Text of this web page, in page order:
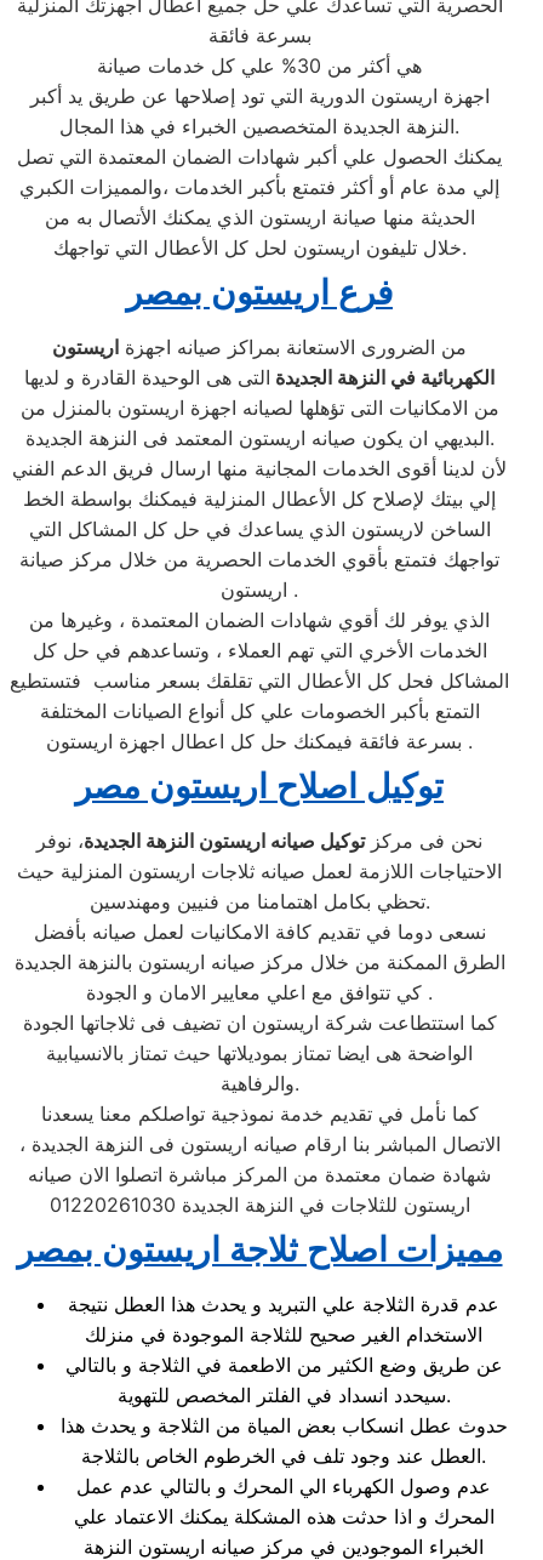
الحصرية التي تساعدك علي حل جميع اعطال أجهزتك المنزلية
بسرعة فائقة
هي أكثر من 30% علي كل خدمات صيانة
اجهزة اريستون الدورية التي تود إصلاحها عن طريق يد أكبر
النزهة الجديدة المتخصصين الخبراء في هذا المجال.
يمكنك الحصول علي أكبر شهادات الضمان المعتمدة التي تصل
إلي مدة عام أو أكثر فتمتع بأكبر الخدمات ،والمميزات الكبري
الحديثة منها صيانة اريستون الذي يمكنك الأتصال به من
خلال تليفون اريستون لحل كل الأعطال التي تواجهك.
فرع اريستون بمصر
من الضرورى الاستعانة بمراكز صيانه اجهزة اريستون
الكهربائية في النزهة الجديدة التى هى الوحيدة القادرة و لديها
من الامكانيات التى تؤهلها لصيانه اجهزة اريستون بالمنزل من
البديهي ان يكون صيانه اريستون المعتمد فى النزهة الجديدة.
لأن لدينا أقوى الخدمات المجانية منها ارسال فريق الدعم الفني
إلي بيتك لإصلاح كل الأعطال المنزلية فيمكنك بواسطة الخط
الساخن لاريستون الذي يساعدك في حل كل المشاكل التي
تواجهك فتمتع بأقوي الخدمات الحصرية من خلال مركز صيانة
اريستون .
الذي يوفر لك أقوي شهادات الضمان المعتمدة ، وغيرها من
الخدمات الأخري التي تهم العملاء ، وتساعدهم في حل كل
المشاكل فحل كل الأعطال التي تقلقك بسعر مناسب فتستطيع
التمتع بأكبر الخصومات علي كل أنواع الصيانات المختلفة
بسرعة فائقة فيمكنك حل كل اعطال اجهزة اريستون .
توكيل اصلاح اريستون مصر
نحن فى مركزتوكيل صيانه اريستون النزهة الجديدة، نوفر
الاحتياجات اللازمة لعمل صيانه ثلاجات اريستون المنزلية حيث
تحظي بكامل اهتمامنا من فنيين ومهندسين.
نسعى دوما في تقديم كافة الامكانيات لعمل صيانه بأفضل
الطرق الممكنة من خلال مركز صيانه اريستون بالنزهة الجديدة
كي تتوافق مع اعلي معايير الامان و الجودة .
كما استتطاعت شركة اريستون ان تضيف فى ثلاجاتها الجودة
الواضحة هى ايضا تمتاز بموديلاتها حيث تمتاز بالانسيابية
والرفاهية.
كما نأمل في تقديم خدمة نموذجية تواصلكم معنا يسعدنا
الاتصال المباشر بنا ارقام صيانه اريستون فى النزهة الجديدة ،
شهادة ضمان معتمدة من المركز مباشرة اتصلوا الان صيانه
اريستون للثلاجات في النزهة الجديدة 01220261030
مميزات اصلاح ثلاجة اريستون بمصر
عدم قدرة الثلاجة علي التبريد و يحدث هذا العطل نتيجة
الاستخدام الغير صحيح للثلاجة الموجودة في منزلك
عن طريق وضع الكثير من الاطعمة في الثلاجة و بالتالي
سيحدد انسداد في الفلتر المخصص للتهوية.
حدوث عطل انسكاب بعض المياة من الثلاجة و يحدث هذا
العطل عند وجود تلف في الخرطوم الخاص بالثلاجة.
عدم وصول الكهرباء الي المحرك و بالتالي عدم عمل
المحرك و اذا حدثت هذه المشكلة يمكنك الاعتماد علي
الخبراء الموجودين في مركز صيانه اريستون النزهة